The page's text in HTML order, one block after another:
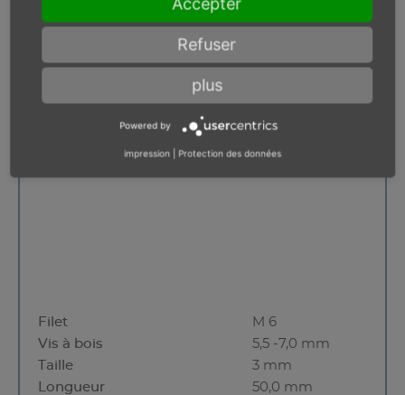
Emmanchement d`outil,
fente transversale, Philips
Filet
M 6
Vis à bois
5,5 -7,0 mm
Taille
3 mm
Longueur
50,0 mm
Refuser
plus
Powered by
impression Protection des données